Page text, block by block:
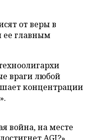
от веры в
ее главным
враги любой
концентрации
война, на месте